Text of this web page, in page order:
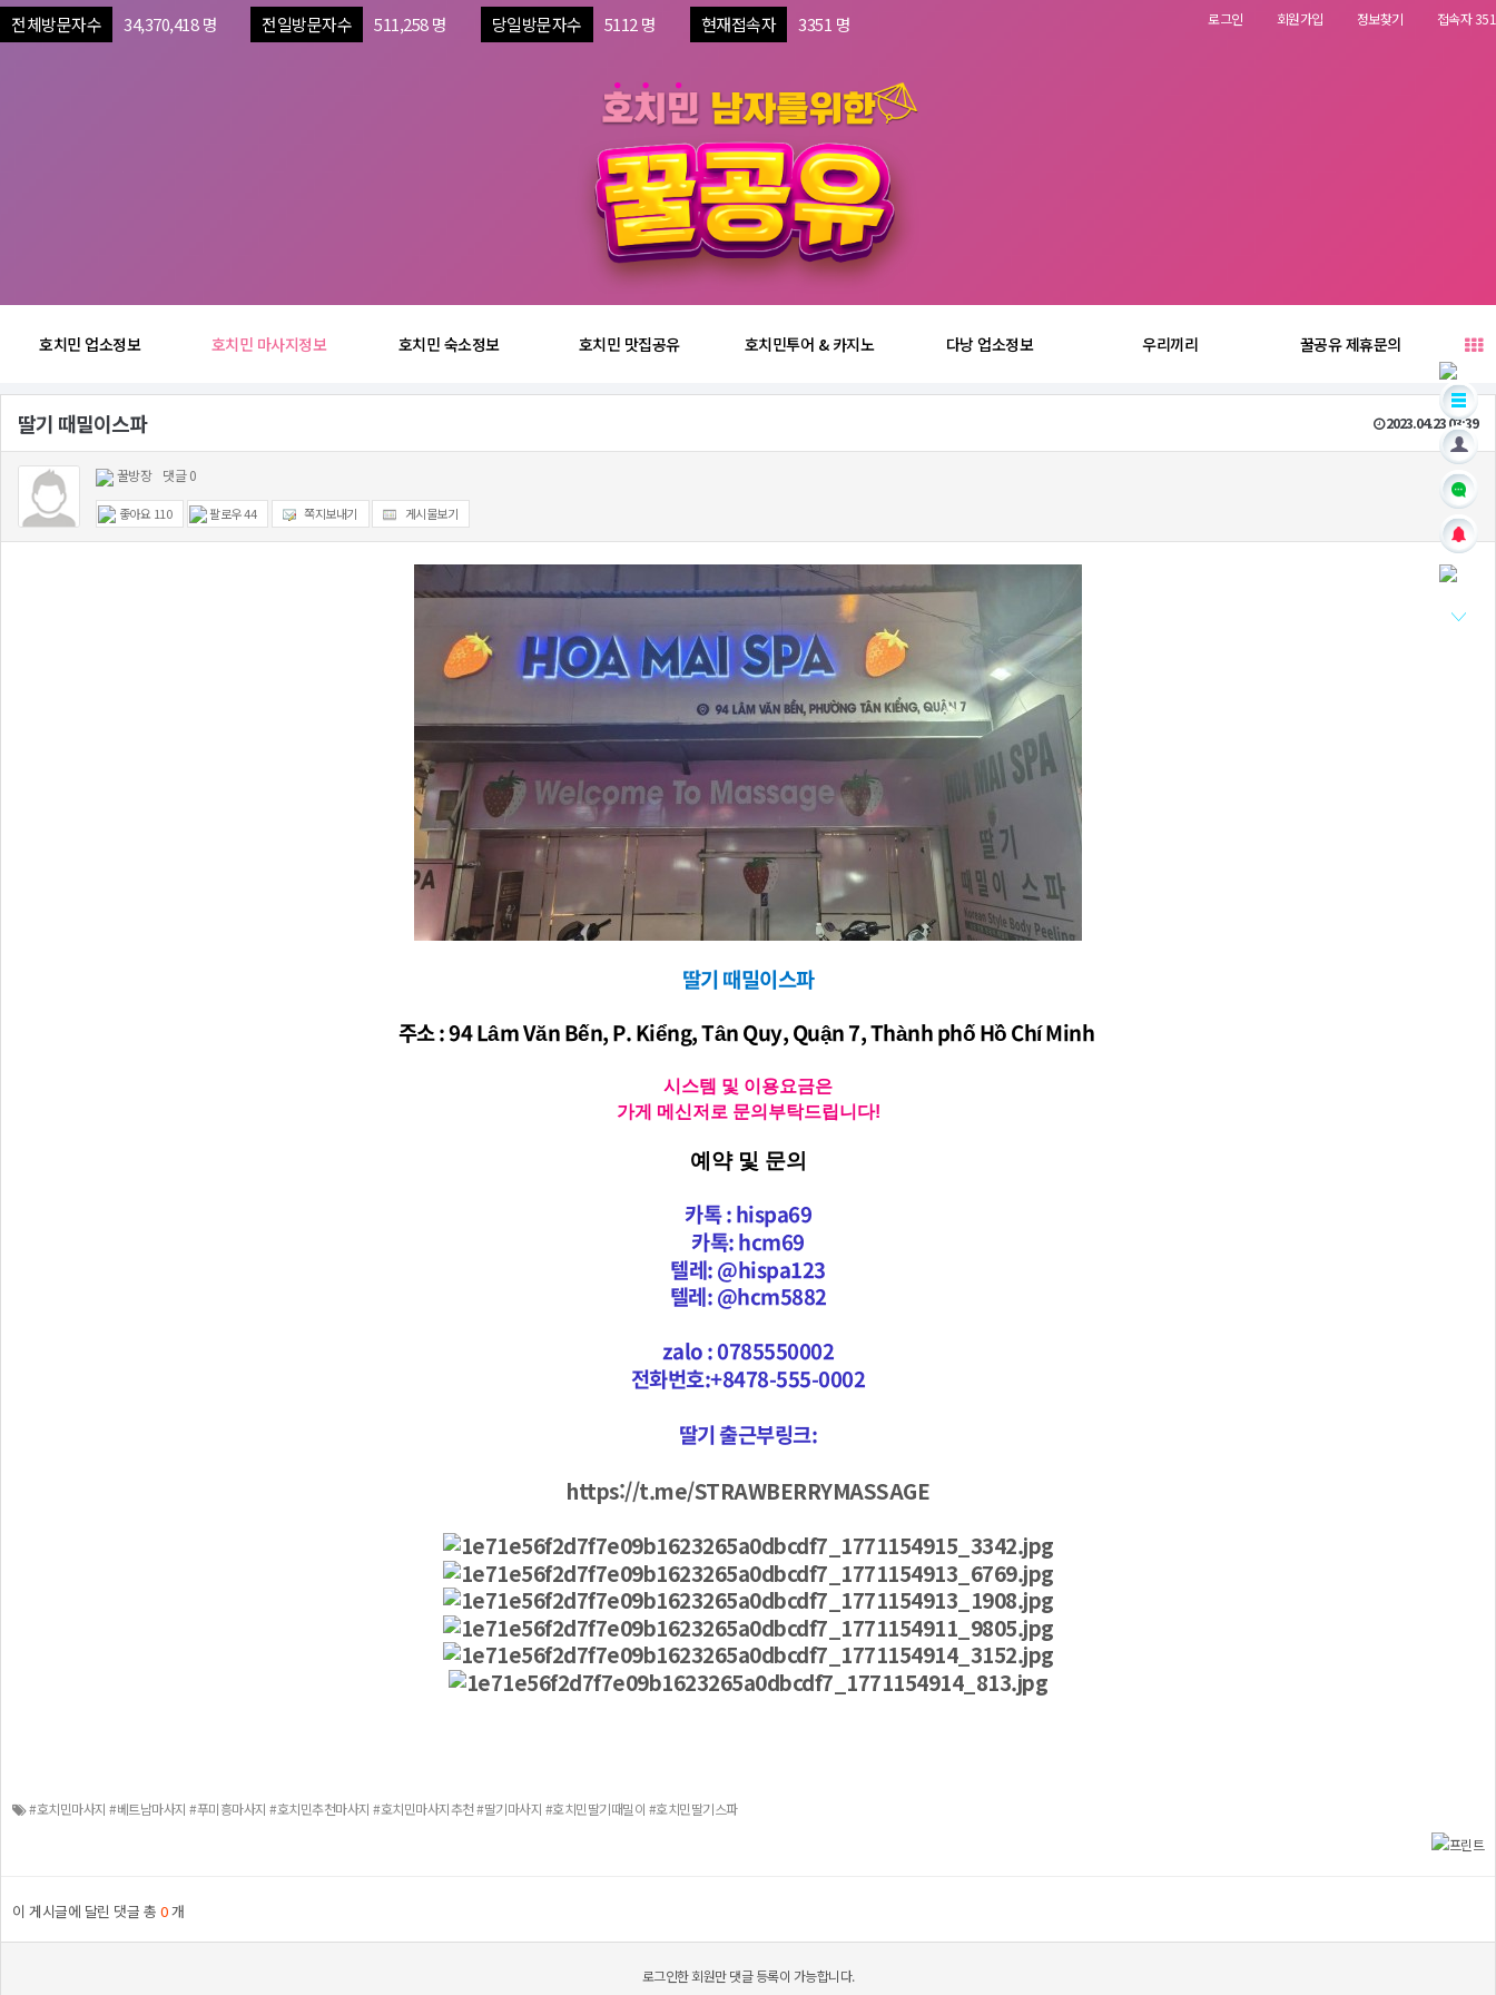
전체방문자수 34,370,418 명 전일방문자수 511,258 명 당일방문자수 5112 명 현재접속자 3351 명 로그인 회원가입 정보찾기 접속자 351
호치민 업소정보 호치민 마사지정보 호치민 숙소정보 호치민 맛집공유 호치민투어 & 카지노 다낭 업소정보 우리끼리 꿀공유 제휴문의
딸기 때밀이스파 2023.04.23 03:39
꿀방장 댓글 0
좋아요 110 팔로우44 쪽지보내기 게시물보기
딸기 때밀이스파
주소 : 94 Lâm Văn Bến, P. Kiểng, Tân Quy, Quận 7, Thành phố Hồ Chí Minh
시스템 및 이용요금은
가게 메신저로 문의부탁드립니다!
예약 및 문의
카톡 : hispa69
카톡: hcm69
텔레:@hispa123
텔레: @hcm5882
zalo : 0785550002
전화번호:+8478-555-0002
딸기 출근부링크:
https://t.me/STRAWBERRYMASSAGE
#호치민마사지 #베트남마사지 #푸미흥마사지 #호치민추천마사지 #호치민마사지추천 #딸기마사지 #호치민딸기때밀이 #호치민딸기스파
이 게시글에 달린 댓글 총 0개
로그인한 회원만 댓글 등록이 가능합니다.